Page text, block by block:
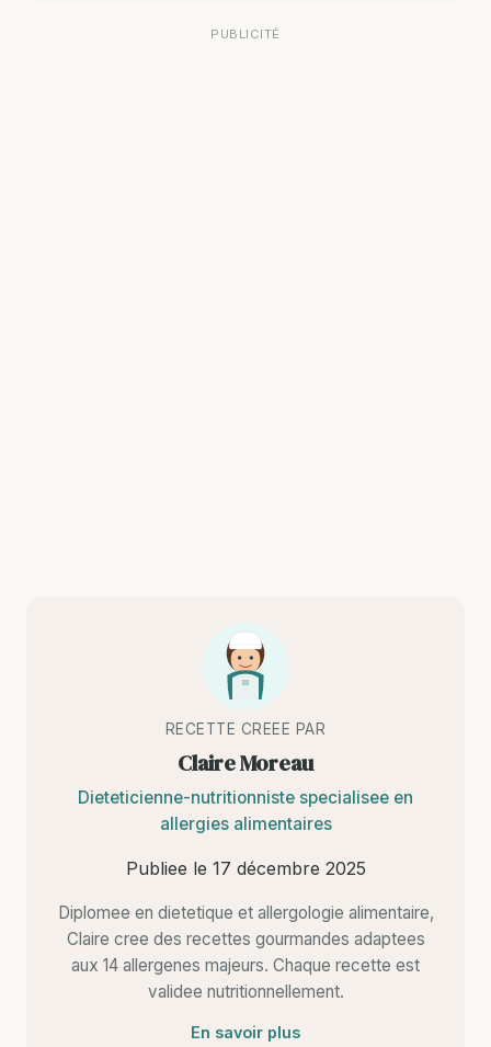
PUBLICITÉ
RECETTE CREEE PAR
Claire Moreau
Dieteticienne-nutritionniste specialisee en
allergies alimentaires
Publiee le 17 décembre 2025
Diplomee en dietetique et allergologie alimentaire,
Claire cree des recettes gourmandes adaptees
aux 14 allergenes majeurs. Chaque recette est
validee nutritionnellement.
En savoir plus